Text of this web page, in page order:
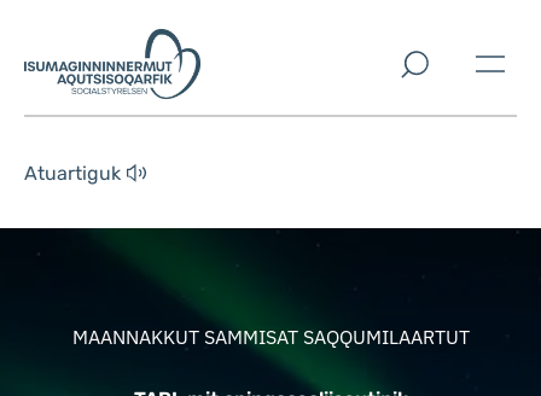
Imarisaanut ingerlaqqigit
Atuartiguk
MAANNAKKUT SAMMISAT SAQQUMILAARTUT